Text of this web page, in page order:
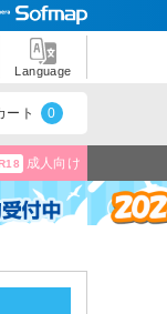
Language
ート 0
成人向け